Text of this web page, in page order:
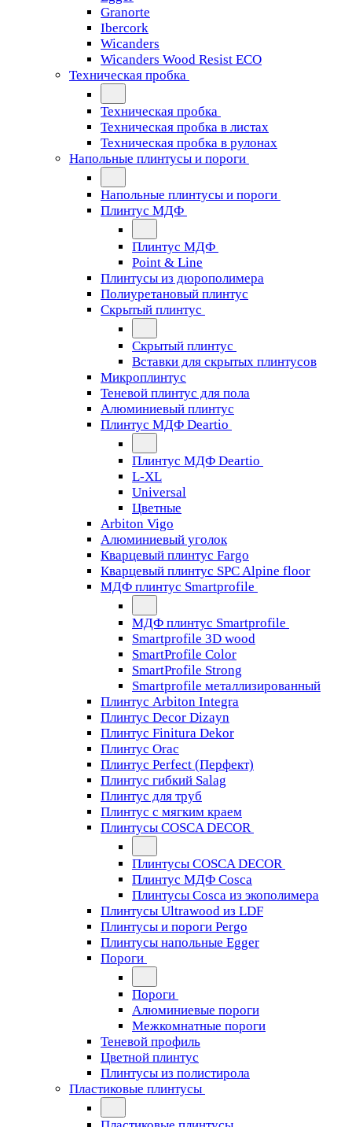
Granorte
Ibercork
Wicanders
Wicanders Wood Resist ECO
Техническая пробка
Техническая пробка
Техническая пробка в листах
Техническая пробка в рулонах
Напольные плинтусы и пороги
Напольные плинтусы и пороги
Плинтус МДФ
Плинтус МДФ
Point & Line
Плинтусы из дюрополимера
Полиуретановый плинтус
Скрытый плинтус
Скрытый плинтус
Вставки для скрытых плинтусов
Микроплинтус
Теневой плинтус для пола
Алюминиевый плинтус
Плинтус МДФ Deartio
Плинтус МДФ Deartio
L-XL
Universal
Цветные
Arbiton Vigo
Алюминиевый уголок
Кварцевый плинтус Fargo
Кварцевый плинтус SPC Alpine floor
МДФ плинтус Smartprofile
МДФ плинтус Smartprofile
Smartprofile 3D wood
SmartProfile Color
SmartProfile Strong
Smartprofile металлизированный
Плинтус Arbiton Integra
Плинтус Decor Dizayn
Плинтус Finitura Dekor
Плинтус Orac
Плинтус Perfect (Перфект)
Плинтус гибкий Salag
Плинтус для труб
Плинтус с мягким краем
Плинтусы COSCA DECOR
Плинтусы COSCA DECOR
Плинтус МДФ Cosca
Плинтусы Cosca из экополимера
Плинтусы Ultrawood из LDF
Плинтусы и пороги Pergo
Плинтусы напольные Egger
Пороги
Пороги
Алюминиевые пороги
Межкомнатные пороги
Теневой профиль
Цветной плинтус
Плинтусы из полистирола
Пластиковые плинтусы